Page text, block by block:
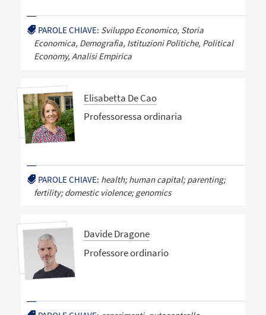
PAROLE CHIAVE: Sviluppo Economico, Storia
Economica, Demografia, Istituzioni Politiche, Political
Economy, Analisi Empirica
Elisabetta De Cao
Professoressa ordinaria
PAROLE CHIAVE: health; human capital; parenting;
fertility; domestic violence; genomics
Davide Dragone
Professore ordinario